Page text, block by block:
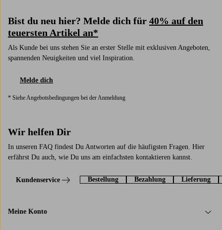
Bist du neu hier? Melde dich für 40% auf den
teuersten Artikel an*
Als Kunde bei uns stehen Sie an erster Stelle mit exklusiven Angeboten,
spannenden Neuigkeiten und viel Inspiration.
Melde dich
* Siehe Angebotsbedingungen bei der Anmeldung
Wir helfen Dir
In unseren FAQ findest Du Antworten auf die häufigsten Fragen. Hier
erfährst Du auch, wie Du uns am einfachsten kontaktieren kannst.
Kundenservice Bestellung Bezahlung Lieferung
Meine Konto